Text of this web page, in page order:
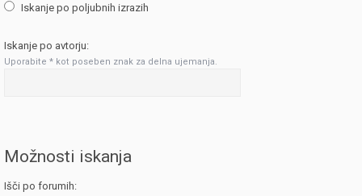
Iskanje po poljubnih izrazih
Iskanje po avtorju:
Uporabite * kot poseben znak za delna ujemanja.
Možnosti iskanja
Išči po forumih: